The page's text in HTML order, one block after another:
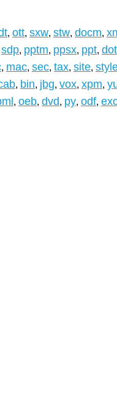
, ott, sxw, stw, docm,
sdp, pptm, ppsx, ppt,
, mac, sec, tax, site,
, bin, jbg, vox, xpm,
, oeb, dvd, py, odf,